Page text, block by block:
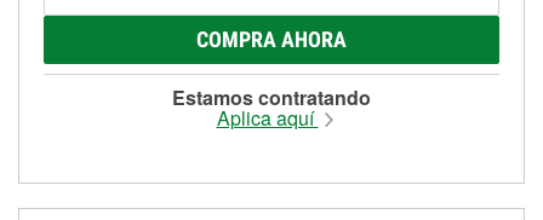
COMPRA AHORA
Estamos contratando
Aplica aquí